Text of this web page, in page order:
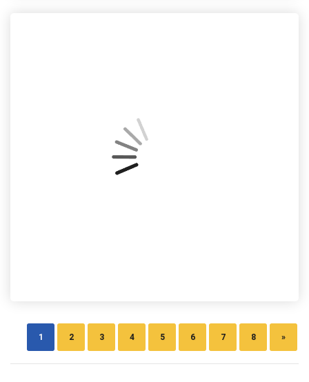
1 2 3 4 5 6 7 8 »